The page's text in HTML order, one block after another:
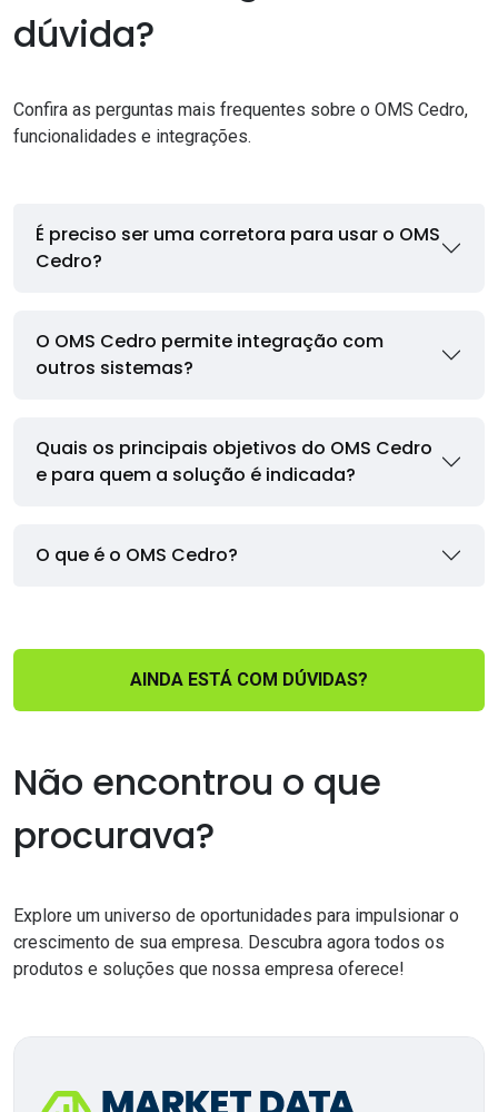
dúvida?
Confira as perguntas mais frequentes sobre o OMS Cedro,
funcionalidades e integrações.
É preciso ser uma corretora para usar o OMS
Cedro?
O OMS Cedro permite integração com
outros sistemas?
Quais os principais objetivos do OMS Cedro
e para quem a solução é indicada?
O que é o OMS Cedro?
AINDA ESTÁ COM DÚVIDAS?
Não encontrou o que
procurava?
Explore um universo de oportunidades para impulsionar o
crescimento de sua empresa. Descubra agora todos os
produtos e soluções que nossa empresa oferece!